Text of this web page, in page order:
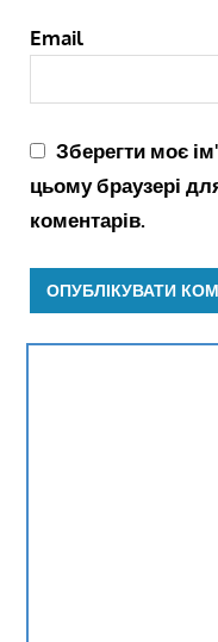
Email
Зберегти моє
цьому браузері
коментарів.